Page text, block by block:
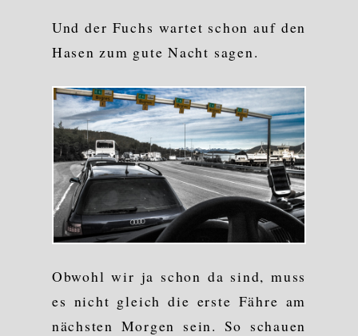
Und der Fuchs wartet schon auf den
Hasen zum gute Nacht sagen.
Obwohl wir ja schon da sind, muss
es nicht gleich die erste Fähre am
nächsten Morgen sein. So schauen